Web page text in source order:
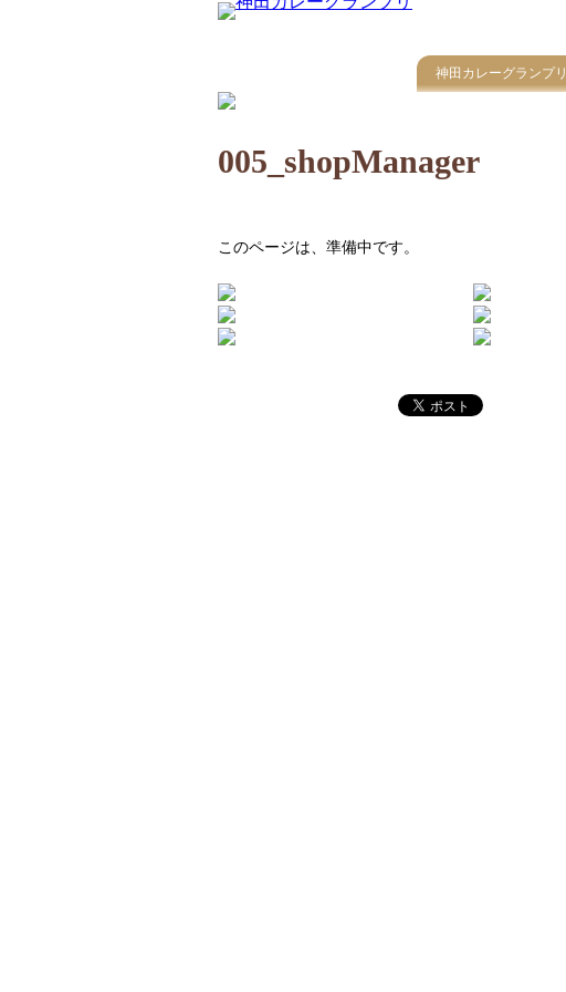
神田カレーグランプリ
005_shopManager
このページは、準備中です。